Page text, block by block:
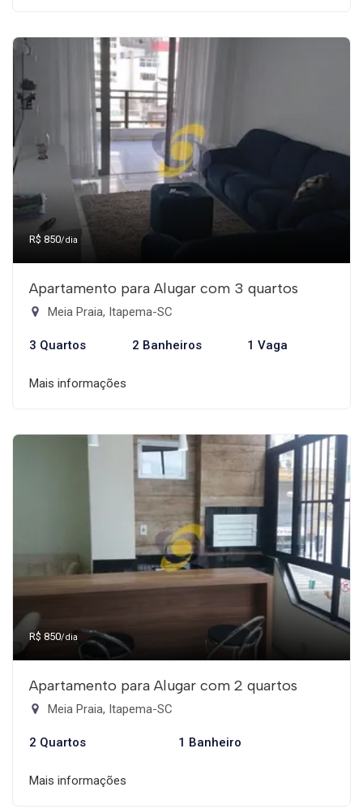
R$ 850/dia
Apartamento para Alugar com 3 quartos
Meia Praia, Itapema-SC
3 Quartos 2 Banheiros 1 Vaga
Mais informações
R$ 850/dia
Apartamento para Alugar com 2 quartos
Meia Praia, Itapema-SC
2 Quartos 1 Banheiro
Mais informações